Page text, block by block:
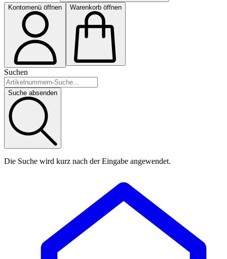
Kontomenü öffnen Warenkorb öffnen
Suchen
Suche absenden
Die Suche wird kurz nach der Eingabe angewendet.